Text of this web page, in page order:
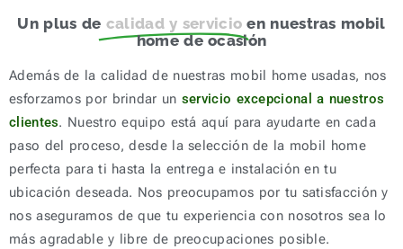
Un plus de calidad y servicio en nuestras mobil
home de ocasión
Además de la calidad de nuestras mobil home usadas, nos
esforzamos por brindar un servicio excepcional a nuestros
clientes. Nuestro equipo está aquí para ayudarte en cada
paso del proceso, desde la selección de la mobil home
perfecta para ti hasta la entrega e instalación en tu
ubicación deseada. Nos preocupamos por tu satisfacción y
nos aseguramos de que tu experiencia con nosotros sea lo
más agradable y libre de preocupaciones posible.